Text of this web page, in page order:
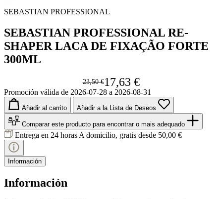
SEBASTIAN PROFESSIONAL
SEBASTIAN PROFESSIONAL RE-
SHAPER LACA DE FIXAÇÃO FORTE
300ML
23,50 €17,63 €
Promoción válida de 2026-07-28 a 2026-08-31
Añadir al carrito Añadir a la Lista de Deseos
Comparar este producto para encontrar o mais adequado
Entrega en 24 horas A domicilio, gratis desde 50,00 €
Información
Información